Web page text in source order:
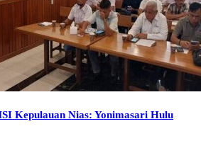
Kepulauan Nias: Yonimasari Hulu